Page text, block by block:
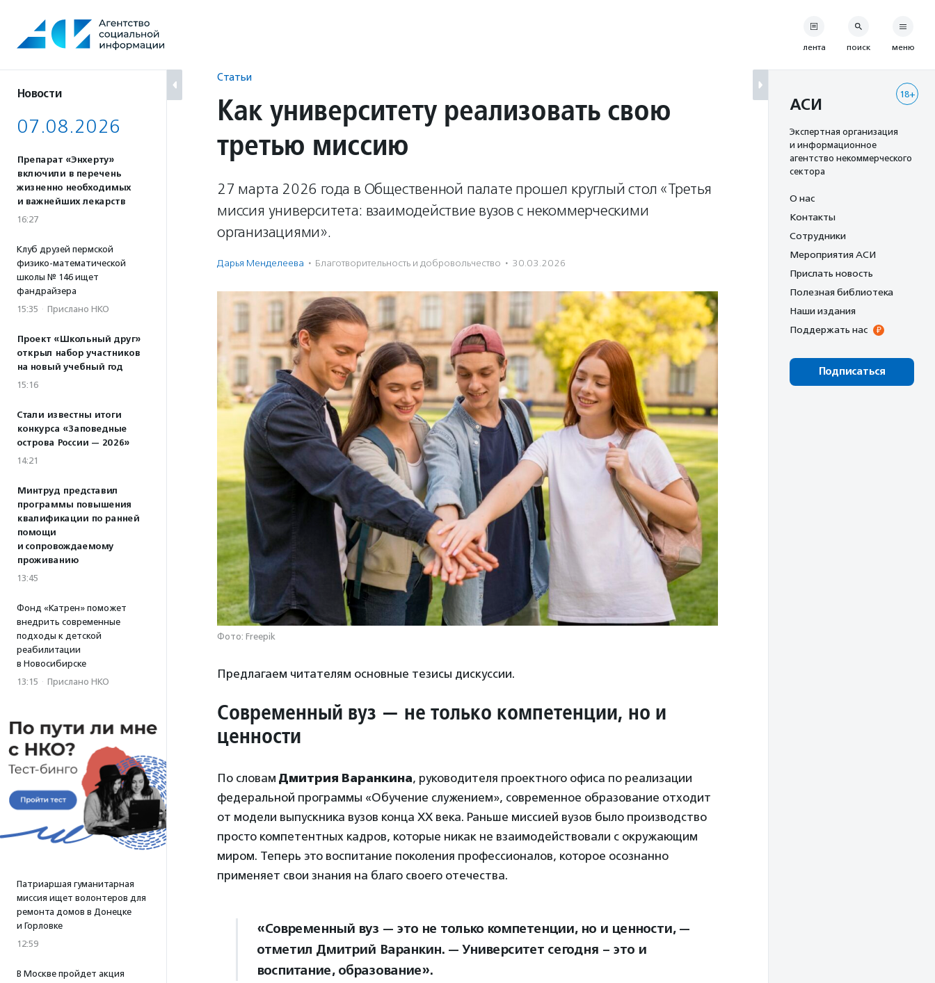
содержанию
Новости
07.08.2026
Препарат «Энхерту»
включили в перечень
жизненно необходимых
и важнейших лекарств
16:27
Клуб друзей пермской
физико-математической
школы № 146 ищет
фандрайзера
15:35 · Прислано НКО
Проект «Школьный друг»
открыл набор участников
на новый учебный год
15:16
Стали известны итоги
конкурса «Заповедные
острова России — 2026»
14:21
Минтруд представил
программы повышения
квалификации по ранней
помощи
и сопровождаемому
проживанию
13:45
Фонд «Катрен» поможет
внедрить современные
подходы к детской
реабилитации
в Новосибирске
13:15 · Прислано НКО
Патриаршая гуманитарная
миссия ищет волонтеров для
ремонта домов в Донецке
и Горловке
12:59
В Москве пройдет акция
Статьи
Как университету реализовать свою
третью миссию
27 марта 2026 года в Общественной палате прошел круглый стол «Третья
миссия университета: взаимодействие вузов с некоммерческими
организациями».
Дарья Менделеева · Благотвори­тель­ность и доброволь­чест­во · 30.03.2026
Фото: Freepik
Предлагаем читателям основные тезисы дискуссии.
Современный вуз — не только компетенции, но и
ценности
По словам Дмитрия Варанкина, руководителя проектного офиса по реализации
федеральной программы «Обучение служением», современное образование отходит
от модели выпускника вузов конца ХХ века. Раньше миссией вузов было производство
просто компетентных кадров, которые никак не взаимодействовали с окружающим
миром. Теперь это воспитание поколения профессионалов, которое осознанно
применяет свои знания на благо своего отечества.
«Современный вуз — это не только компетенции, но и ценности, —
отметил Дмитрий Варанкин. — Университет сегодня – это и
воспитание, образование».
лента поиск меню
18+
АСИ
Экспертная организация
и информационное
агентство некоммерческого
сектора
О нас
Контакты
Сотрудники
Мероприятия АСИ
Прислать новость
Полезная библиотека
Наши издания
Поддержать нас
Подписаться